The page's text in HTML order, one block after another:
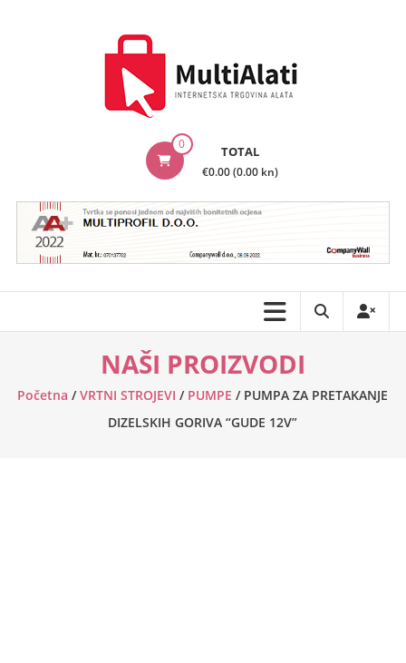
Internetska
trgovina
alata
0 TOTAL
€0.00 (0.00 kn)
NAŠI PROIZVODI
Početna /VRTNI STROJEVI / PUMPE / PUMPA ZA PRETAKANJE
DIZELSKIH GORIVA “GUDE 12V”